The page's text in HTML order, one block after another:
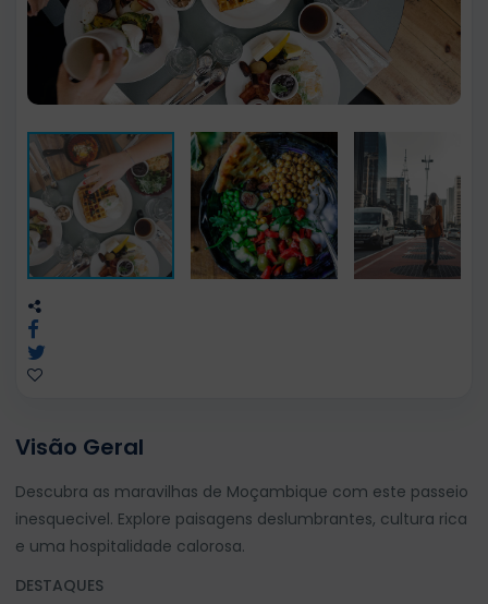
Visão Geral
Descubra as maravilhas de Moçambique com este passeio
inesquecivel. Explore paisagens deslumbrantes, cultura rica
e uma hospitalidade calorosa.
DESTAQUES